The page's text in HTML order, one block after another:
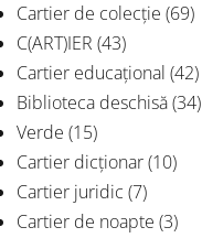
Cartier de colecție (69)
C(ART)IER (43)
Cartier educațional (42)
Biblioteca deschisă(34)
Verde (15)
Cartier dicționar(10)
Cartier juridic (7)
Cartier de noapte (3)